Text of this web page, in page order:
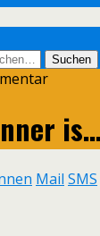
Mail SMS